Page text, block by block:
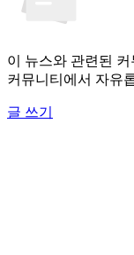
이 뉴스와 관련된
커뮤니티에서 자유
글 쓰기